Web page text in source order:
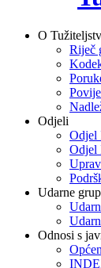
O
Riječ
Odjeli
Odjel
Odjel
Udarne
Odnosi s